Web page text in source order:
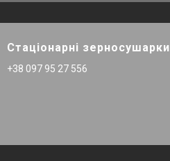
Стаціонарні зерносушарки
+38 097 95 27 556